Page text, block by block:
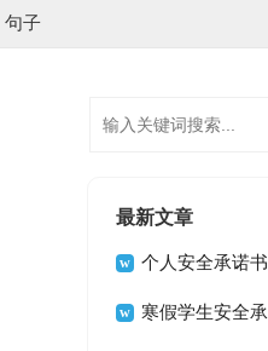
句子
最新文章
个人安全承诺书
15篇寒假学生安全承